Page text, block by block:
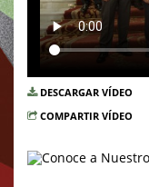
DESCARGAR VÍDEO
COMPARTIR VÍDEO